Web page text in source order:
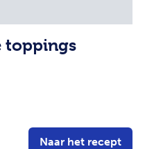
toppings
Naar het recept